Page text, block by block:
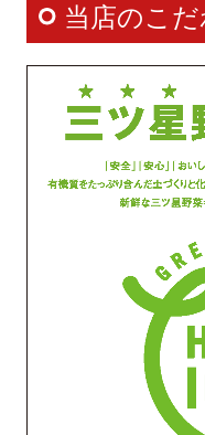
当店のこだ